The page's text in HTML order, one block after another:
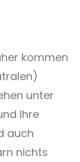
kommen
unter
Ihre
auch
nichts